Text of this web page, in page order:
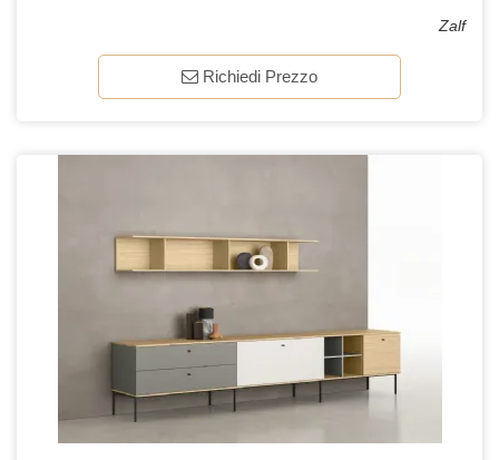
Zalf
Richiedi Prezzo